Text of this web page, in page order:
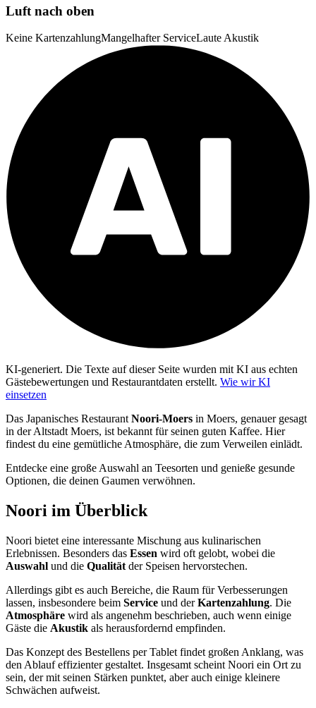
Luft nach oben
Keine KartenzahlungMangelhafter ServiceLaute Akustik
KI-generiert. Die Texte auf dieser Seite wurden mit KI aus echten
Gästebewertungen und Restaurantdaten erstellt. Wie wir KI
einsetzen
Das Japanisches RestaurantNoori-Moers in Moers, genauer gesagt
in der Altstadt Moers, ist bekannt für seinen guten Kaffee. Hier
findest du eine gemütliche Atmosphäre, die zum Verweilen einlädt.
Entdecke eine große Auswahl an Teesorten und genieße gesunde
Optionen, die deinen Gaumen verwöhnen.
Noori im Überblick
Noori bietet eine interessante Mischung aus kulinarischen
Erlebnissen. Besonders das Essen wird oft gelobt, wobei die
Auswahl und die Qualität der Speisen hervorstechen.
Allerdings gibt es auch Bereiche, die Raum für Verbesserungen
lassen, insbesondere beim Service und derKartenzahlung. Die
Atmosphäre wird als angenehm beschrieben, auch wenn einige
Gäste die Akustik als herausfordernd empfinden.
Das Konzept des Bestellens per Tablet findet großen Anklang, was
den Ablauf effizienter gestaltet. Insgesamt scheint Noori ein Ort zu
sein, der mit seinen Stärken punktet, aber auch einige kleinere
Schwächen aufweist.